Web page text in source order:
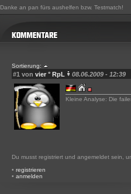
Danke an pan fürs aushelfen bzw. Testmatch!
Sortierung:
#1 von vier ° RpL 08.06.2009 - 12:39
Kleine Analyse: Die
Du musst registriert und angemeldet sein,
• registrieren
• anmelden